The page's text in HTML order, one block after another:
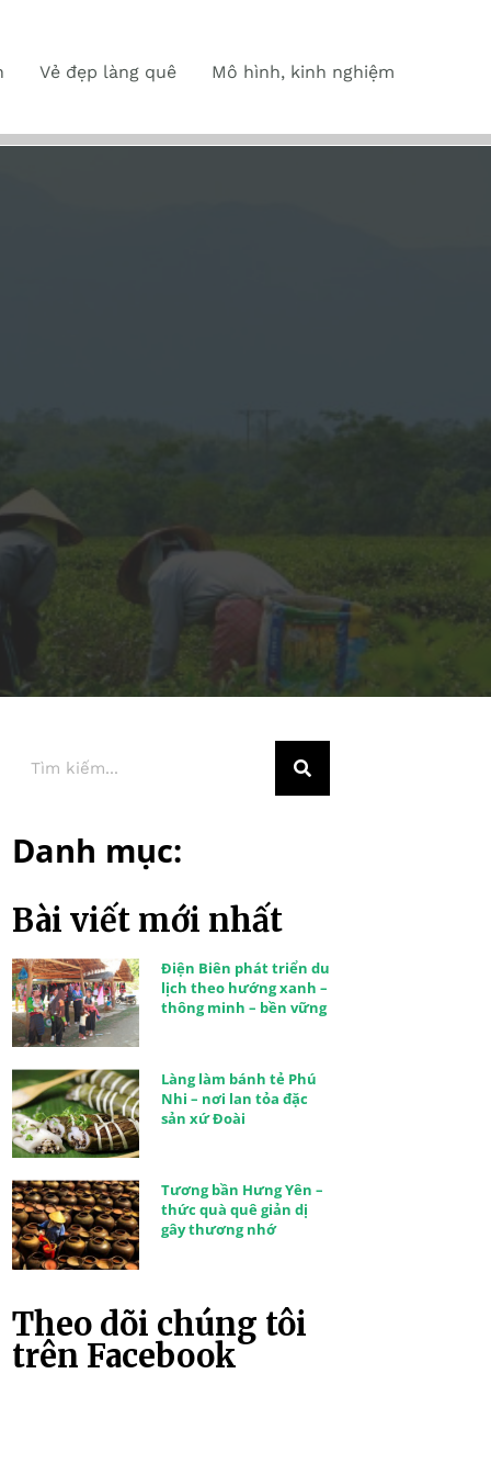
Vẻ đẹp làng quê Mô hình, kinh nghiệm
Danh mục:
Bài viết mới nhất
Điện Biên phát triển du
lịch theo hướng xanh –
thông minh – bền vững
Làng làm bánh tẻ Phú
Nhi – nơi lan tỏa đặc
sản xứ Đoài
Tương bần Hưng Yên –
thức quà quê giản dị
gây thương nhớ
Theo dõi chúng tôi
trên Facebook